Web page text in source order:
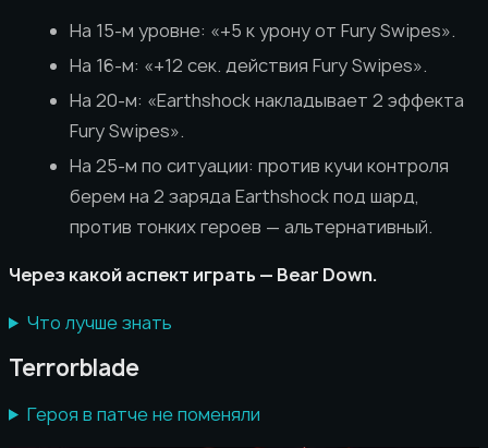
На 15-м уровне: «+5 к урону от Fury Swipes».
На 16-м: «+12 сек. действия Fury Swipes».
На 20-м: «Earthshock накладывает 2 эффекта
Fury Swipes».
На 25-м по ситуации: против кучи контроля
берем на 2 заряда Earthshock под шард,
против тонких героев — альтернативный.
Через какой аспект играть — Bear Down.
Что лучше знать
Terrorblade
Героя в патче не поменяли